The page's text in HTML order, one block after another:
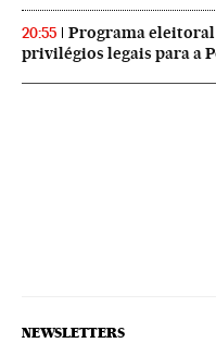
20:55
Programa eleitoral
privilégios legais para a
NEWSLETTERS